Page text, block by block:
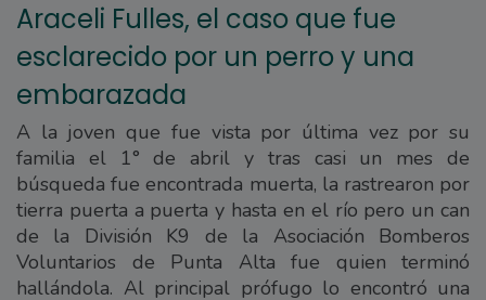
Araceli Fulles, el caso que fue
esclarecido por un perro y una
embarazada
A la joven que fue vista por última vez por su
familia el 1° de abril y tras casi un mes de
búsqueda fue encontrada muerta, la rastrearon por
tierra puerta a puerta y hasta en el río pero un can
de la División K9 de la Asociación Bomberos
Voluntarios de Punta Alta fue quien terminó
hallándola. Al principal prófugo lo encontró una